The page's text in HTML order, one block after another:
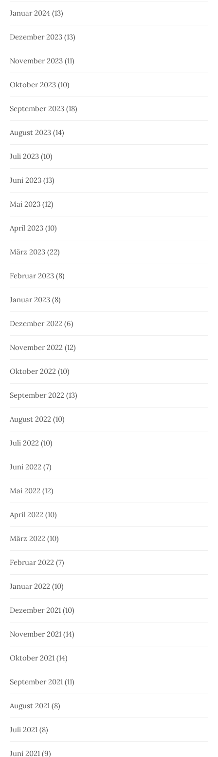
Januar 2024 (13)
Dezember 2023 (13)
November 2023 (11)
Oktober 2023 (10)
September 2023 (18)
August 2023 (14)
Juli 2023 (10)
Juni 2023 (13)
Mai 2023 (12)
April 2023 (10)
März 2023 (22)
Februar 2023 (8)
Januar 2023 (8)
Dezember 2022 (6)
November 2022 (12)
Oktober 2022 (10)
September 2022 (13)
August 2022 (10)
Juli 2022 (10)
Juni 2022 (7)
Mai 2022 (12)
April 2022 (10)
März 2022 (10)
Februar 2022 (7)
Januar 2022 (10)
Dezember 2021 (10)
November 2021 (14)
Oktober 2021 (14)
September 2021 (11)
August 2021 (8)
Juli 2021 (8)
Juni 2021 (9)